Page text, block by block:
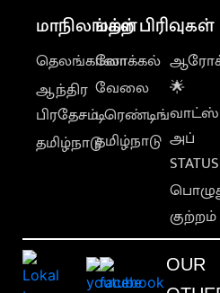
மாநிலங்கள்
தெலங்கானா
ஆந்திர
பிரதேசம்
தமிழ்நாடு
மற்ற பிரிவுகள்
லோக்கல்
வேலை
டிரெண்டிங்
தமிழ்நாடு
🌟
வாட்ஸ்
அப்
STATUS
குற்றம்
OUR